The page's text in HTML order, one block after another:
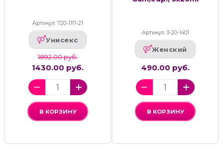
Артикул: 720-ЛП-21
Унисекс
1892.00 руб.
1430.00 руб.
В КОРЗИНУ
Артикул: 3-20-1401
Женский
490.00 руб.
В КОРЗИНУ